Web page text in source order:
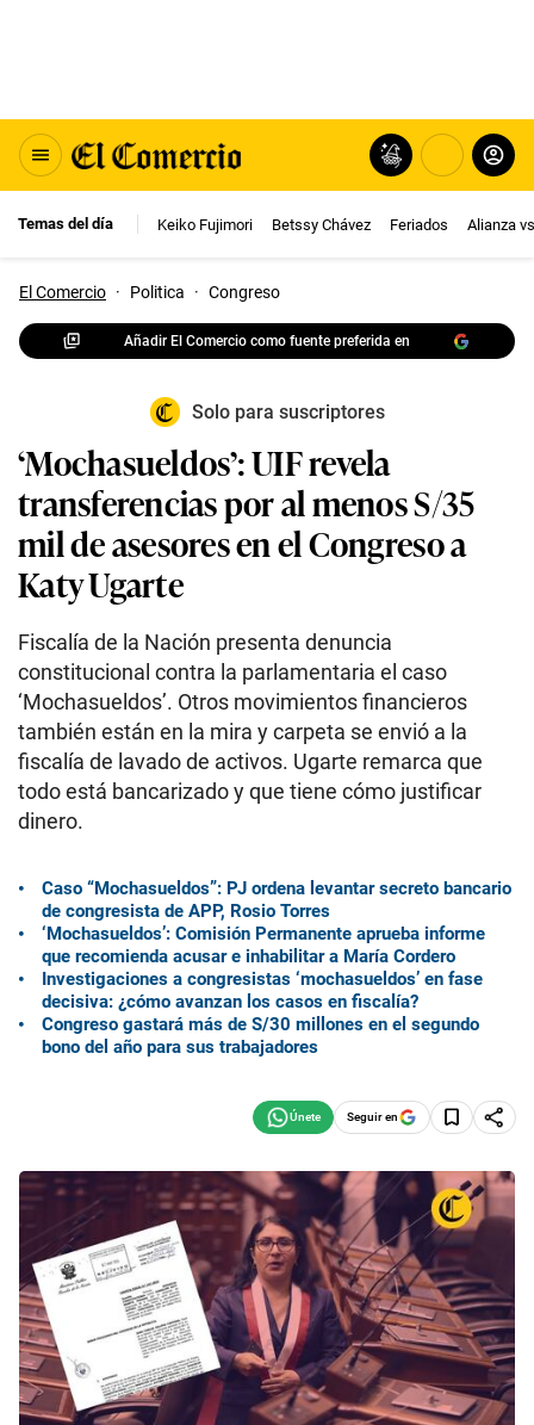
Temas del día Keiko Fujimori Betssy Chávez Feriados Alianza
El Comercio · Politica · Congreso
Añadir El Comercio como fuente preferida en
Solo para suscriptores
‘Mochasueldos’: UIF revela
transferencias por al menos S/35
mil de asesores en el Congreso a
Katy Ugarte
Fiscalía de la Nación presenta denuncia
constitucional contra la parlamentaria el caso
‘Mochasueldos’. Otros movimientos financieros
también están en la mira y carpeta se envió a la
fiscalía de lavado de activos. Ugarte remarca que
todo está bancarizado y que tiene cómo justificar
dinero.
Caso “Mochasueldos”: PJ ordena levantar secreto bancario
de congresista de APP, Rosio Torres
‘Mochasueldos’: Comisión Permanente aprueba informe
que recomienda acusar e inhabilitar a María Cordero
Investigaciones a congresistas ‘mochasueldos’ en fase
decisiva: ¿cómo avanzan los casos en fiscalía?
Congreso gastará más de S/30 millones en el segundo
bono del año para sus trabajadores
Seguir en